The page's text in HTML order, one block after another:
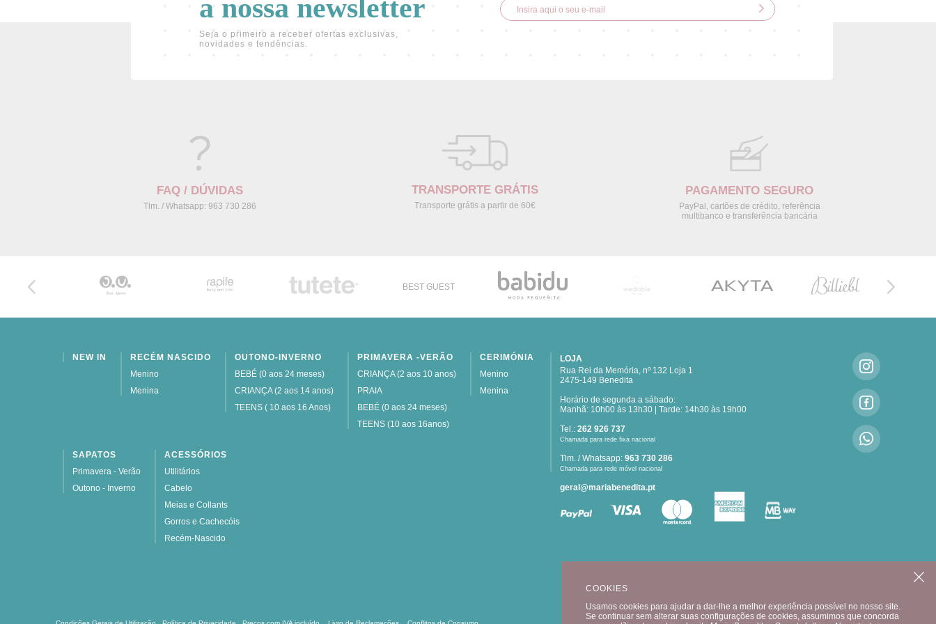
a nossa newsletter
Seja o primeiro a receber ofertas exclusivas,
novidades e tendências.
FAQ / DÚVIDAS
Tlm. / Whatsapp: 963 730 286
TRANSPORTE GRÁTIS
Transporte grátis a partir de 60€
PAGAMENTO SEGURO
PayPal, cartões de crédito, referência
multibanco e transferência bancária
BEST GUEST
CONTACTE-NOS
NEW IN
RECÉM NASCIDO
Menino
Menina
OUTONO-INVERNO
BEBÉ (0 aos 24 meses)
CRIANÇA (2 aos 14 anos)
TEENS ( 10 aos 16 Anos)
PRIMAVERA -VERÃO
CRIANÇA (2 aos 10 anos)
PRAIA
BEBÉ (0 aos 24 meses)
TEENS (10 aos 16anos)
CERIMÓNIA
Menino
Menina
SAPATOS
Primavera - Verão
Outono - Inverno
ACESSÓRIOS
Utilitários
Cabelo
Meias e Collants
Gorros e Cachecóis
Recém-Nascido
LOJA
Rua Rei da Memória, nº 132 Loja 1
2475-149 Benedita
Horário de segunda a sábado:
Manhã: 10h00 às 13h30 | Tarde: 14h30 às 19h00
Tel.:262 926 737
Chamada para rede fixa nacional
Tlm. / Whatsapp:963 730 286
Chamada para rede móvel nacional
geral@mariabenedita.pt
Copyright © Maria Benedita 2021 |Desenvolvimento e Design:
COOKIES
Usamos cookies para ajudar a dar-lhe a melhor experiência possível no nosso site.
Se continuar sem alterar suas configurações de cookies, assumimos que concorda